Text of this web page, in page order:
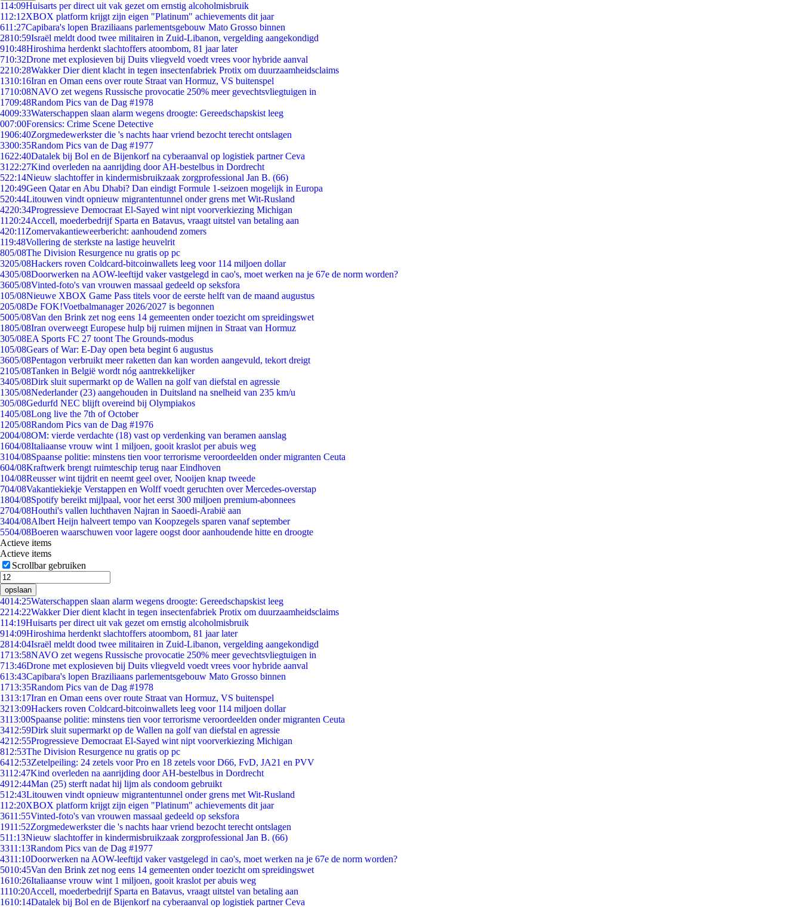
114:09Huisarts per direct uit vak gezet om ernstig alcoholmisbruik
112:12XBOX platform krijgt zijn eigen "Platinum" achievements dit jaar
611:27Capibara's lopen Braziliaans parlementsgebouw Mato Grosso binnen
2810:59Israël meldt dood twee militairen in Zuid-Libanon, vergelding aangekondigd
910:48Hiroshima herdenkt slachtoffers atoombom, 81 jaar later
710:32Drone met explosieven bij Duits vliegveld voedt vrees voor hybride aanval
2210:28Wakker Dier dient klacht in tegen insectenfabriek Protix om duurzaamheidsclaims
1310:16Iran en Oman eens over route Straat van Hormuz, VS buitenspel
1710:08NAVO zet wegens Russische provocatie 250% meer gevechtsvliegtuigen in
1709:48Random Pics van de Dag #1978
4009:33Waterschappen slaan alarm wegens droogte: Gereedschapskist leeg
007:00Forensics: Crime Scene Detective
1906:40Zorgmedewerkster die 's nachts haar vriend bezocht terecht ontslagen
3300:35Random Pics van de Dag #1977
1622:40Datalek bij Bol en de Bijenkorf na cyberaanval op logistiek partner Ceva
31 22:27Kind overleden na aanrijding door AH-bestelbus in Dordrecht
522:14Nieuw slachtoffer in kindermisbruikzaak zorgprofessional Jan B. (66)
1 20:49Geen Qatar en Abu Dhabi? Dan eindigt Formule 1-seizoen mogelijk in Europa
520:44Litouwen vindt opnieuw migrantentunnel onder grens met Wit-Rusland
4220:34Progressieve Democraat El-Sayed wint nipt voorverkiezing Michigan
11 20:24Accell, moederbedrijf Sparta en Batavus, vraagt uitstel van betaling aan
420:11 Zomervakantieweerbericht: aanhoudend zomers
119:48Vollering de sterkste na lastige heuvelrit
805/08The Division Resurgence nu gratis op pc
3205/08Hackers roven Coldcard-bitcoinwallets leeg voor 114 miljoen dollar
4305/08Doorwerken na AOW-leeftijd vaker vastgelegd in cao's, moet werken na je 67e de norm worden?
3605/08Vinted-foto's van vrouwen massaal gedeeld op seksfora
105/08Nieuwe XBOX Game Pass titels voor de eerste helft van de maand augustus
205/08De FOK!Voetbalmanager 2026/2027 is begonnen
5005/08Van den Brink zet nog eens 14 gemeenten onder toezicht om spreidingswet
1805/08Iran overweegt Europese hulp bij ruimen mijnen in Straat van Hormuz
305/08EA Sports FC 27 toont The Grounds-modus
105/08Gears of War: E-Day open beta begint 6 augustus
3605/08Pentagon verbruikt meer raketten dan kan worden aangevuld, tekort dreigt
2105/08Tanken in België wordt nóg aantrekkelijker
3405/08Dirk sluit supermarkt op de Wallen na golf van diefstal en agressie
1305/08Nederlander (23) aangehouden in Duitsland na snelheid van 235 km/u
305/08Gedurfd NEC blijft overeind bij Olympiakos
1405/08Long live the 7th of October
1205/08Random Pics van de Dag #1976
2004/08OM: vierde verdachte (18) vast op verdenking van beramen aanslag
1604/08Italiaanse vrouw wint 1 miljoen, gooit kraslot per abuis weg
3104/08Spaanse politie: minstens tien voor terrorisme veroordeelden onder migranten Ceuta
604/08Kraftwerk brengt ruimteschip terug naar Eindhoven
104/08Reusser wint tijdrit en neemt geel over, Nooijen knap tweede
704/08Vakantiekiekje Verstappen en Wolff voedt geruchten over Mercedes-overstap
1804/08Spotify bereikt mijlpaal, voor het eerst 300 miljoen premium-abonnees
2704/08Houthi's vallen luchthaven Najran in Saoedi-Arabië aan
3404/08Albert Heijn halveert tempo van Koopzegels sparen vanaf september
5504/08Boeren waarschuwen voor lagere oogst door aanhoudende hitte en droogte
Actieve items
Actieve items
Scrollbar gebruiken
opslaan
4014:25Waterschappen slaan alarm wegens droogte: Gereedschapskist leeg
2214:22Wakker Dier dient klacht in tegen insectenfabriek Protix om duurzaamheidsclaims
114:19Huisarts per direct uit vak gezet om ernstig alcoholmisbruik
914:09Hiroshima herdenkt slachtoffers atoombom, 81 jaar later
2814:04Israël meldt dood twee militairen in Zuid-Libanon, vergelding aangekondigd
1713:58NAVO zet wegens Russische provocatie 250% meer gevechtsvliegtuigen in
713:46Drone met explosieven bij Duits vliegveld voedt vrees voor hybride aanval
613:43Capibara's lopen Braziliaans parlementsgebouw Mato Grosso binnen
1713:35Random Pics van de Dag #1978
1313:17Iran en Oman eens over route Straat van Hormuz, VS buitenspel
3213:09Hackers roven Coldcard-bitcoinwallets leeg voor 114 miljoen dollar
3113:00Spaanse politie: minstens tien voor terrorisme veroordeelden onder migranten Ceuta
3412:59Dirk sluit supermarkt op de Wallen na golf van diefstal en agressie
4212:55Progressieve Democraat El-Sayed wint nipt voorverkiezing Michigan
812:53The Division Resurgence nu gratis op pc
6412:53Zetelpeiling: 24 zetels voor Pro en 18 zetels voor D66, FvD, JA21 en PVV
3112:47Kind overleden na aanrijding door AH-bestelbus in Dordrecht
4912:44Man (25) sterft nadat hij lijm als condoom gebruikt
512:43Litouwen vindt opnieuw migrantentunnel onder grens met Wit-Rusland
112:20XBOX platform krijgt zijn eigen "Platinum" achievements dit jaar
3611:55Vinted-foto's van vrouwen massaal gedeeld op seksfora
1911:52Zorgmedewerkster die 's nachts haar vriend bezocht terecht ontslagen
511:13Nieuw slachtoffer in kindermisbruikzaak zorgprofessional Jan B. (66)
3311:13Random Pics van de Dag #1977
4311:10Doorwerken na AOW-leeftijd vaker vastgelegd in cao's, moet werken na je 67e de norm worden?
5010:45Van den Brink zet nog eens 14 gemeenten onder toezicht om spreidingswet
1610:26Italiaanse vrouw wint 1 miljoen, gooit kraslot per abuis weg
1110:20Accell, moederbedrijf Sparta en Batavus, vraagt uitstel van betaling aan
1610:14Datalek bij Bol en de Bijenkorf na cyberaanval op logistiek partner Ceva